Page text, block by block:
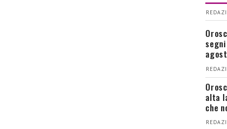
alta
che